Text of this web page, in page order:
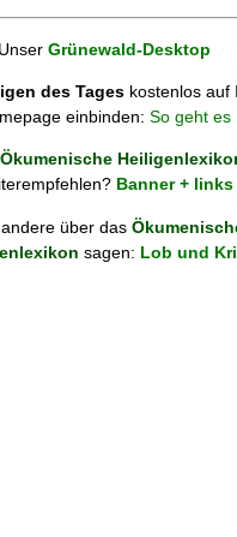
Unser Grünewald-Desktop
des Tages kostenlos auf
einbinden: So geht es
Ökumenische
Banner + links
über das
sagen: Lob und